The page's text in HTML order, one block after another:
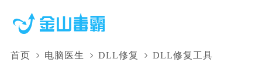
首页 电脑医生 DLL修复 DLL修复工具